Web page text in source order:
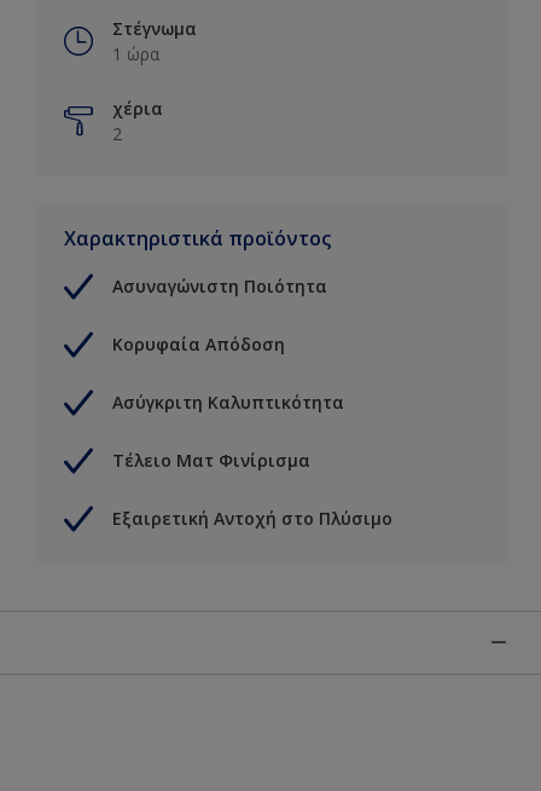
Στέγνωμα
1 ώρα
χέρια
2
Χαρακτηριστικά προϊόντος
Ασυναγώνιστη Ποιότητα
Κορυφαία Απόδοση
Ασύγκριτη Καλυπτικότητα
Τέλειο Ματ Φινίρισμα
Εξαιρετική Αντοχή στο Πλύσιμο